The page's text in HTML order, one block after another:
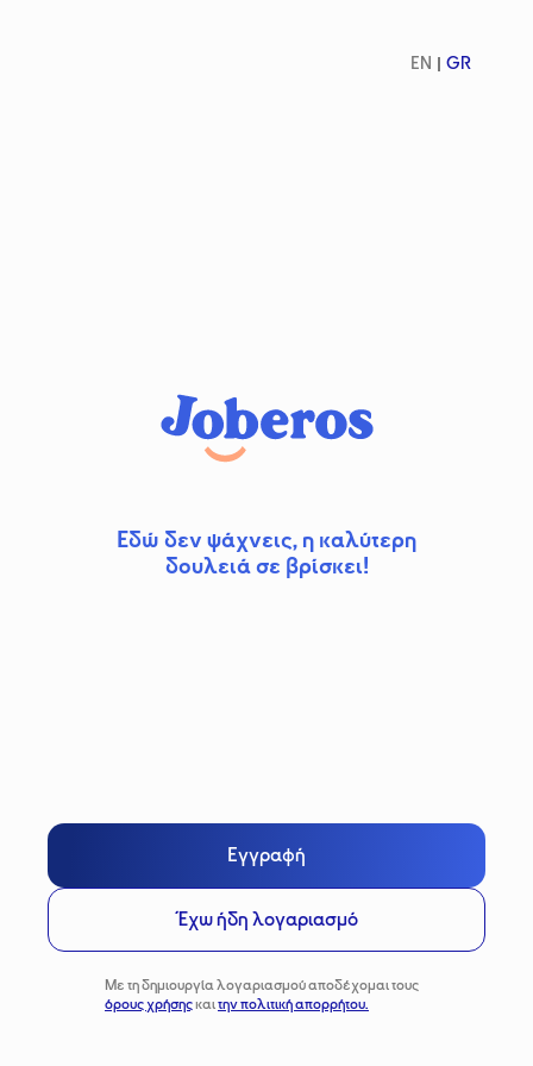
EN GR
Εδώ δεν ψάχνεις, η καλύτερη
δουλειά σε βρίσκει!
Εγγραφή
Έχω ήδη λογαριασμό
Με τη δημιουργία λογαριασμού αποδέχομαι τους
όρους χρήσηςκαιτην πολιτική απορρήτου.